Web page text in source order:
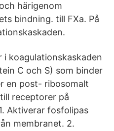
härigenom
bindning. till FXa. På
koagulationskaskaden
C och S) som binder
en post- ribosomalt
receptorer på
Aktiverar fosfolipas
membranet. 2.